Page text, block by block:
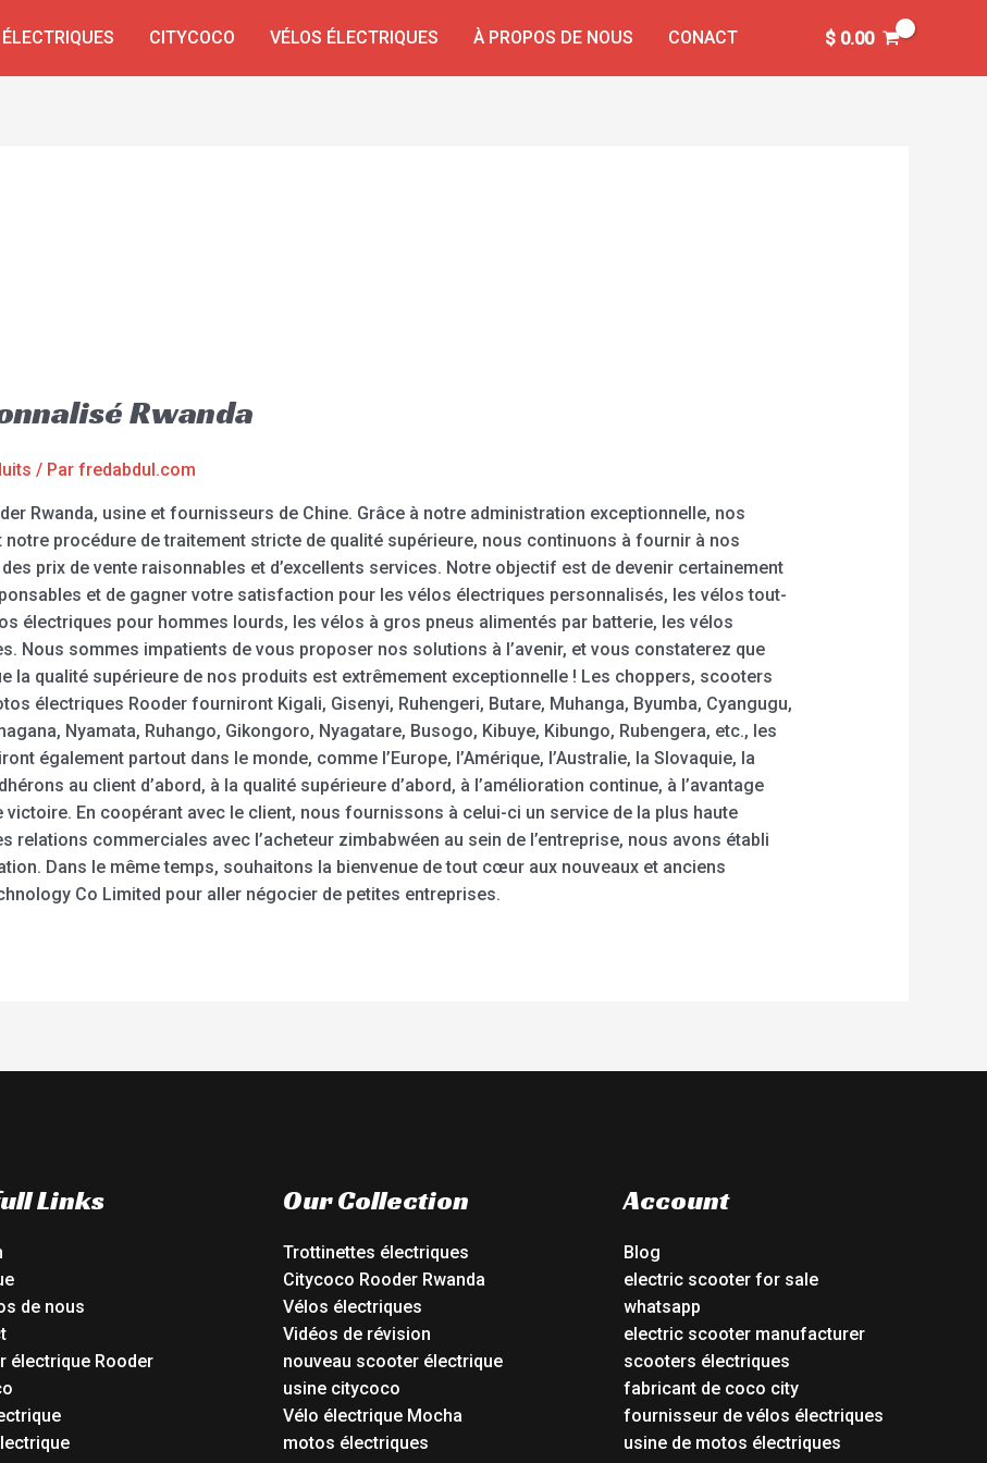
CITYCOCO VÉLOS ÉLECTRIQUES À PROPOS DE NOUS CONACT $0.00
Rwanda
/ Par fredabdul.com
Rwanda, usine et fournisseurs de Chine. Grâce à notre administration exceptionnelle, nos
procédure de traitement stricte de qualité supérieure, nous continuons à fournir à nos
prix de vente raisonnables et d’excellents services. Notre objectif est de devenir certainement
et de gagner votre satisfaction pour les vélos électriques personnalisés, les vélos tout-
électriques pour hommes lourds, les vélos à gros pneus alimentés par batterie, les vélos
Nous sommes impatients de vous proposer nos solutions à l’avenir, et vous constaterez que
la qualité supérieure de nos produits est extrêmement exceptionnelle ! Les choppers, scooters
électriques Rooder fourniront Kigali, Gisenyi, Ruhengeri, Butare, Muhanga, Byumba, Cyangugu,
Nyamata, Ruhango, Gikongoro, Nyagatare, Busogo, Kibuye, Kibungo, Rubengera, etc., les
également partout dans le monde, comme l’Europe, l’Amérique, l’Australie, la Slovaquie, la
au client d’abord, à la qualité supérieure d’abord, à l’amélioration continue, à l’avantage
En coopérant avec le client, nous fournissons à celui-ci un service de la plus haute
relations commerciales avec l’acheteur zimbabwéen au sein de l’entreprise, nous avons établi
Dans le même temps, souhaitons la bienvenue de tout cœur aux nouveaux et anciens
Co Limited pour aller négocier de petites entreprises.
Links
de nous
électrique Rooder
Our Collection
Trottinettes électriques
Citycoco Rooder Rwanda
Vélos électriques
Vidéos de révision
nouveau scooter électrique
usine citycoco
Vélo électrique Mocha
motos électriques
Account
Blog
electric scooter for sale
whatsapp
electric scooter manufacturer
scooters électriques
fabricant de coco city
fournisseur de vélos électriques
usine de motos électriques